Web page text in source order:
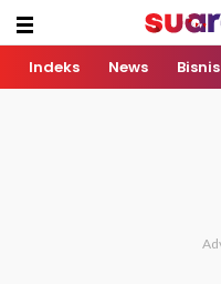
Indeks News Bisnis